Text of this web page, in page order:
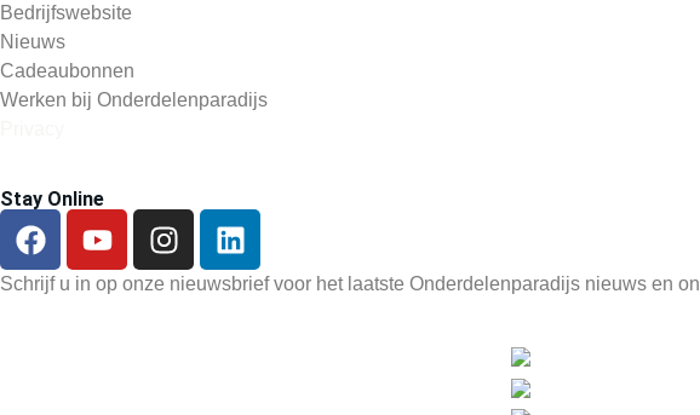
Bedrijfswebsite
Nieuws
Cadeaubonnen
Werken bij Onderdelenparadijs
Stay Online
Schrijf u in op onze nieuwsbrief voor het laatste Onderdelenparadijs nieuws en